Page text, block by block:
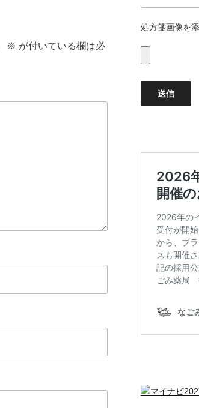
※ が付いている欄は必
処方箋画像を添